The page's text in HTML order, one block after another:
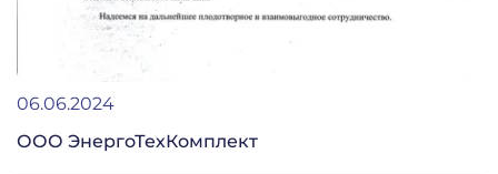
06.06.2024
ООО ЭнергоТехКомплект